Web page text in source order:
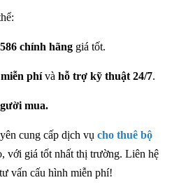
chính hãng giá tốt.
phívà hỗ trợ kỹ thuật 24/7.
mua.
cung cấp dịch vụ cho thuê bộ
với giá tốt nhất thị trường. Liên hệ
vấn cấu hình miễn phí!